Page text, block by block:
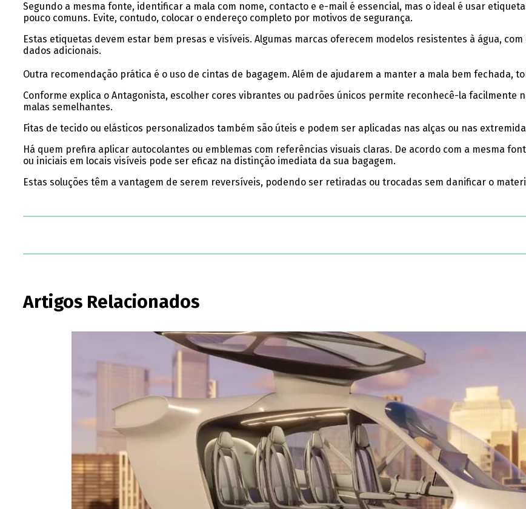
Segundo a mesma fonte, identificar a mala com nome, contacto e e-mail é essencial, mas o ideal é usar
pouco comuns. Evite, contudo, colocar o endereço completo por motivos de segurança.
Estas etiquetas devem estar bem presas e visíveis. Algumas marcas oferecem modelos resistentes à água,
dados adicionais.
Outra recomendação prática é o uso de cintas de bagagem. Além de ajudarem a manter a mala bem fechada,
Conforme explica o Antagonista, escolher cores vibrantes ou padrões únicos permite reconhecê-la facilmente
malas semelhantes.
Fitas de tecido ou elásticos personalizados também são úteis e podem ser aplicadas nas alças ou nas
Há quem prefira aplicar autocolantes ou emblemas com referências visuais claras. De acordo com a mesma
ou iniciais em locais visíveis pode ser eficaz na distinção imediata da sua bagagem.
Estas soluções têm a vantagem de serem reversíveis, podendo ser retiradas ou trocadas sem danificar o
Artigos Relacionados